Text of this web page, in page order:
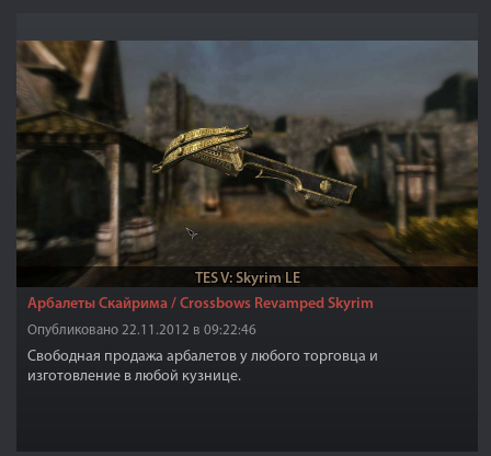
TES V: Skyrim LE
Арбалеты Скайрима / Crossbows Revamped Skyrim
Опубликовано 22.11.2012 в 09:22:46
Свободная продажа арбалетов у любого торговца и
изготовление в любой кузнице.